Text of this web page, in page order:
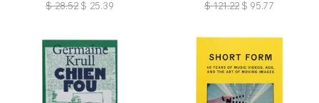
$ 28.52 $ 25.39 $ 121.22 $ 95.77